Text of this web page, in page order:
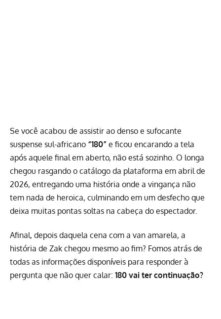
Se você acabou de assistir ao denso e sufocante
suspense sul-africano “180” e ficou encarando a tela
após aquele final em aberto, não está sozinho. O longa
chegou rasgando o catálogo da plataforma em abril de
2026, entregando uma história onde a vingança não
tem nada de heroica, culminando em um desfecho que
deixa muitas pontas soltas na cabeça do espectador.
Afinal, depois daquela cena com a van amarela, a
história de Zak chegou mesmo ao fim? Fomos atrás de
todas as informações disponíveis para responder à
pergunta que não quer calar: 180 vai ter continuação?